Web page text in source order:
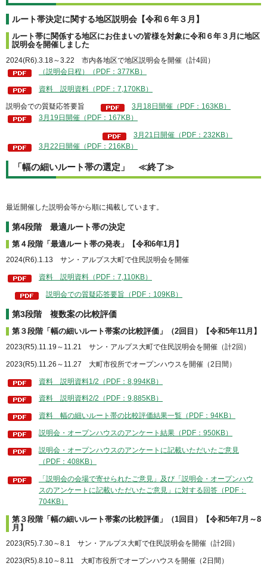
ルート帯決定に関する地区説明会【令和６年３月】
ルート帯に関係する地区にお住まいの皆様を対象に令和６年３月に地区
説明会を開催しました
2024(R6).3.18～3.22 市内各地区で地区説明会を開催（計4回）
（説明会日程）（PDF：377KB）
資料 説明資料（PDF：7,170KB）
説明会での質疑応答要旨
3月18日開催（PDF：163KB）
3月19日開催（PDF：167KB）
3月21日開催（PDF：232KB）
3月22日開催（PDF：216KB）
「幅の細いルート帯の選定」 ≪終了≫
最近開催した説明会等から順に掲載しています。
第4段階 最適ルート帯の決定
第４段階「最適ルート帯の発表」【令和6年1月】
2024(R6).1.13 サン・アルプス大町で住民説明会を開催
資料 説明資料（PDF：7,110KB）
説明会での質疑応答要旨（PDF：109KB）
第3段階 複数案の比較評価
第３段階「幅の細いルート帯案の比較評価」（2回目）【令和5年11月】
2023(R5).11.19～11.21 サン・アルプス大町で住民説明会を開催（計2回）
2023(R5).11.26～11.27 大町市役所でオープンハウスを開催（2日間）
資料 説明資料1/2（PDF：8,994KB）
資料 説明資料2/2（PDF：9,885KB）
資料 幅の細いルート帯の比較評価結果一覧（PDF：94KB）
説明会・オープンハウスのアンケート結果（PDF：950KB）
説明会・オープンハウスのアンケートに記載いただいたご意見
（PDF：408KB）
「説明会の会場で寄せられたご意見」及び「説明会・オープンハウ
スのアンケートに記載いただいたご意見」に対する回答（PDF：
704KB）
第３段階「幅の細いルート帯案の比較評価」（1回目）【令和5年7月～8
月】
2023(R5).7.30～8.1 サン・アルプス大町で住民説明会を開催（計2回）
2023(R5).8.10～8.11 大町市役所でオープンハウスを開催（2日間）